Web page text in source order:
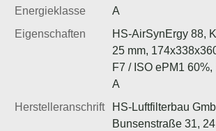
Energieklasse
A
Eigenschaften
HS-AirSynErgy 88,
25 mm,
F7 / ISO ePM1
A
Herstelleranschrift
HS-Luftfilterbau
Bunsenstraße 31,